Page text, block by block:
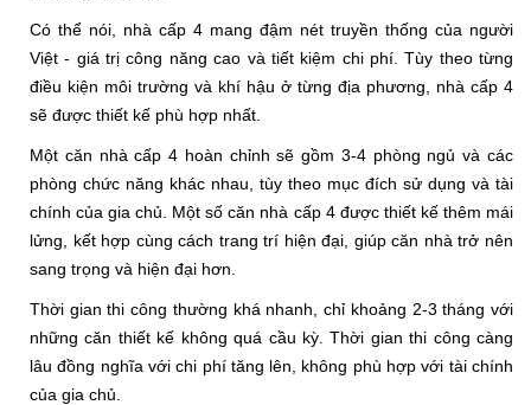
Có thể nói, nhà cấp 4 mang đậm nét truyền thống của người
Việt - giá trị công năng cao và tiết kiệm chi phí. Tùy theo từng
điều kiện môi trường và khí hậu ở từng địa phương, nhà cấp 4
sẽ được thiết kế phù hợp nhất.
Một căn nhà cấp 4 hoàn chỉnh sẽ gồm 3-4 phòng ngủ và các
phòng chức năng khác nhau, tùy theo mục đích sử dụng và tài
chính của gia chủ. Một số căn nhà cấp 4 được thiết kế thêm mái
lửng, kết hợp cùng cách trang trí hiện đại, giúp căn nhà trở nên
sang trọng và hiện đại hơn.
Thời gian thi công thường khá nhanh, chỉ khoảng 2-3 tháng với
những căn thiết kế không quá cầu kỳ. Thời gian thi công càng
lâu đồng nghĩa với chi phí tăng lên, không phù hợp với tài chính
của gia chủ.